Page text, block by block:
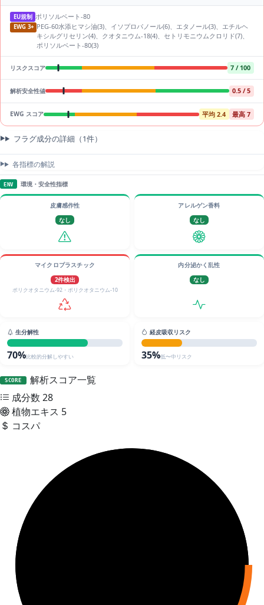
EU規制 ポリソルベート-80
EWG 3+ PEG‐60水添ヒマシ油(3)、イソプロパノール(6)、エタノール(3)、エチルヘ
キシルグリセリン(4)、クオタニウム‐18(4)、セトリモニウムクロリド(7)、
ポリソルベート-80(3)
リスクスコア 7 / 100
解析安全性値 0.5 / 5
EWG スコア 平均 2.4 最高 7
フラグ成分の詳細（1件）
各指標の解説
ENV 環境・安全性指標
皮膚感作性
なし
アレルゲン香料
なし
マイクロプラスチック
2件検出
ポリクオタニウム-92・ポリクオタニウム‐10
内分泌かく乱性
なし
生分解性
70%比較的分解しやすい
経皮吸収リスク
35%低〜中リスク
SCORE
解析スコア一覧
成分数 28
植物エキス 5
コスパ